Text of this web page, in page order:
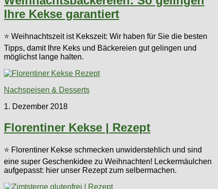
Ihre Kekse garantiert
⭐ Weihnachtszeit ist Kekszeit: Wir haben für Sie die besten
Tipps, damit Ihre Keks und Bäckereien gut gelingen und
möglichst lange halten.
Nachspeisen & Desserts
1. Dezember 2018
Florentiner Kekse | Rezept
⭐ Florentiner Kekse schmecken unwiderstehlich und sind
eine super Geschenkidee zu Weihnachten! Leckermäulchen
aufgepasst: hier unser Rezept zum selbermachen.